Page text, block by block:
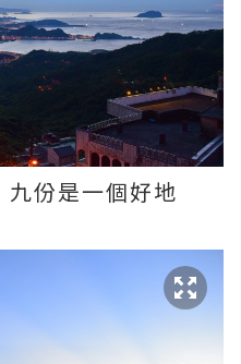
份是一個好地